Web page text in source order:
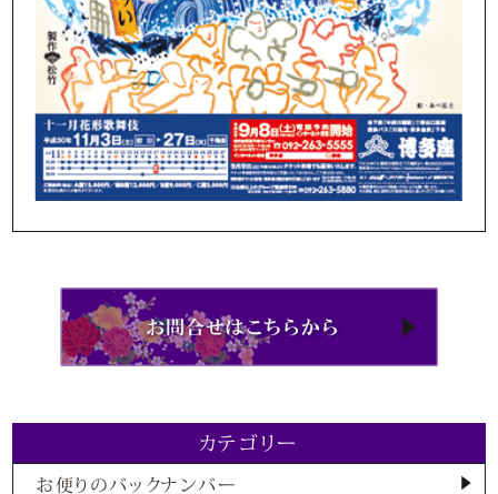
カテゴリー
お便りのバックナンバー